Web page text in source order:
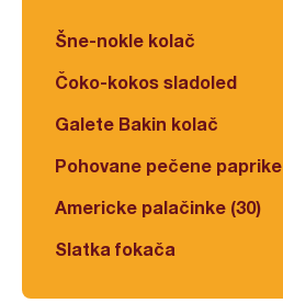
Šne-nokle kolač
Čoko-kokos sladoled
Galete Bakin kolač
Pohovane pečene paprike
Americke palačinke (30)
Slatka fokača